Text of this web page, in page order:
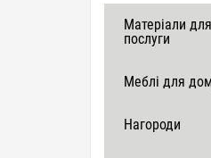
Матеріали
послуги
Меблі для
Нагороди